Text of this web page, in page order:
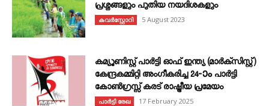
പ്രശ്നങ്ങളും പുതിയ നയദിശകളും
കവര്‍സ്റ്റോറി 5 August 2023
കമ്യൂണിസ്റ്റ് പാർട്ടി ഓഫ് ഇന്ത്യ (മാർക്സിസ്റ്റ്)
കേന്ദ്രകമ്മിറ്റി അംഗീകരിച്ച 24‐ാം പാർട്ടി
കോൺഗ്രസ്സ് കരട് രാഷ്ട്രീയ പ്രമേയം
പാർട്ടി രേഖ 17 February 2025